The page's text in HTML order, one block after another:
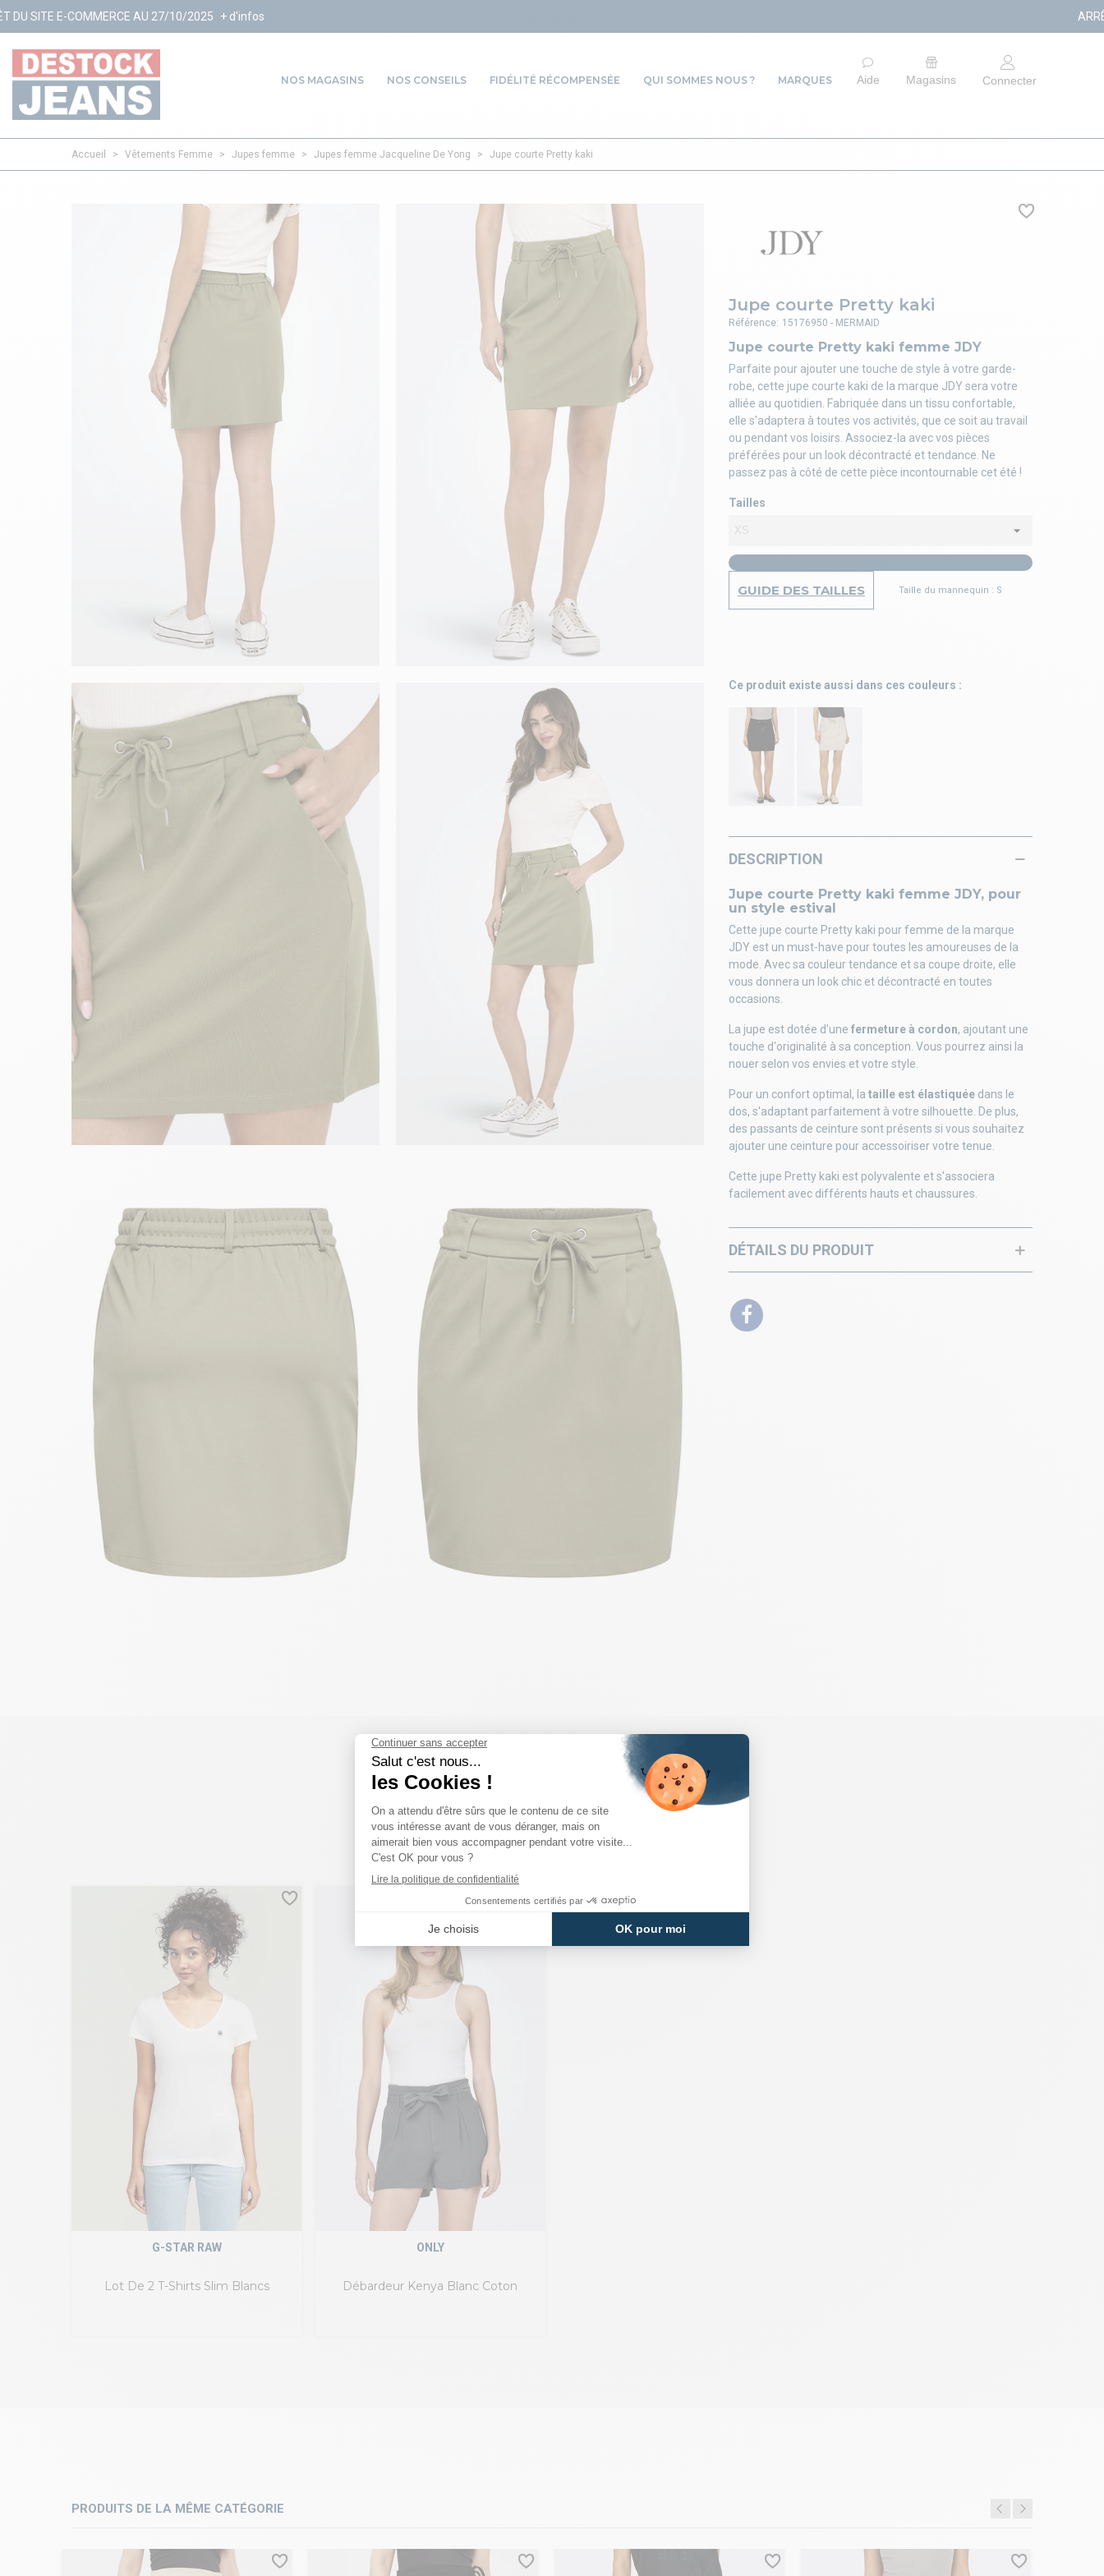
AU 27/10/2025 + d'infos ARRÊT DU SITE E-
NOS MAGASINS NOS CONSEILS FIDÉLITÉ RÉCOMPENSÉE QUI SOMMES NOUS ? MARQUES Aide Magasins Connecter
Accueil > Vêtements Femme > Jupes femme > Jupes femme Jacqueline De Yong > Jupe courte Pretty kaki
Jupe courte Pretty kaki
Jupe courte Pretty kaki femme JDY
Parfaite pour ajouter une touche de style à votre garde-
robe, cette jupe courte kaki de la marque JDY sera votre
alliée au quotidien. Fabriquée dans un tissu confortable,
elle s'adaptera à toutes vos activités, que ce soit au travail
ou pendant vos loisirs. Associez-la avec vos pièces
préférées pour un look décontracté et tendance. Ne
passez pas à côté de cette pièce incontournable cet été !
Tailles
GUIDE DES TAILLES Taille du mannequin : S
Référence: 15176950 - MERMAID
Ce produit existe aussi dans ces couleurs :
DESCRIPTION
Jupe courte Pretty kaki femme JDY, pour
un style estival
Cette jupe courte Pretty kaki pour femme de la marque
JDY est un must-have pour toutes les amoureuses de la
mode. Avec sa couleur tendance et sa coupe droite, elle
vous donnera un look chic et décontracté en toutes
occasions.
La jupe est dotée d'une fermeture à cordon, ajoutant une
touche d'originalité à sa conception. Vous pourrez ainsi la
nouer selon vos envies et votre style.
Pour un confort optimal, la taille est élastiquée dans le
dos, s'adaptant parfaitement à votre silhouette. De plus,
des passants de ceinture sont présents si vous souhaitez
ajouter une ceinture pour accessoiriser votre tenue.
Cette jupe Pretty kaki est polyvalente et s'associera
facilement avec différents hauts et chaussures.
DÉTAILS DU PRODUIT
COMPLÉTEZ VOTRE LOOK
Lot De 2 T-Shirts Slim Blancs
G-STAR RAW
Débardeur Kenya Blanc Coton
ONLY
PRODUITS DE LA MÊME CATÉGORIE